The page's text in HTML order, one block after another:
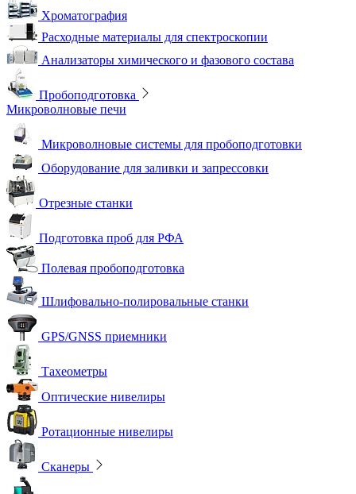
Хроматография
Расходные материалы для спектроскопии
Анализаторы химического и фазового состава
Пробоподготовка
Микроволновые печи
Микроволновые системы для пробоподготовки
Оборудование для заливки и запрессовки
Отрезные станки
Подготовка проб для РФА
Полевая пробоподготовка
Шлифовально-полировальные станки
GPS/GNSS приемники
Тахеометры
Оптические нивелиры
Ротационные нивелиры
Сканеры